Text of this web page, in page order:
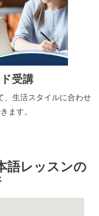
受講
、生活スタイルに合わせ
ます。
語レッスンの